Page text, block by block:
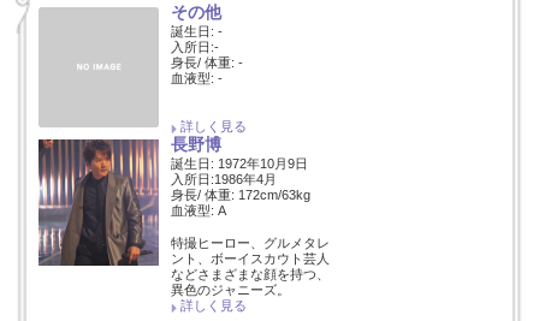
その他
誕生日: -
入所日:-
身長/ 体重: -
血液型: -
詳しく見る
長野博
誕生日: 1972年10月9日
入所日:1986年4月
身長/ 体重: 172cm/63kg
血液型: A
特撮ヒーロー、グルメタレ
ント、ボーイスカウト芸人
などさまざまな顔を持つ、
異色のジャニーズ。
詳しく見る